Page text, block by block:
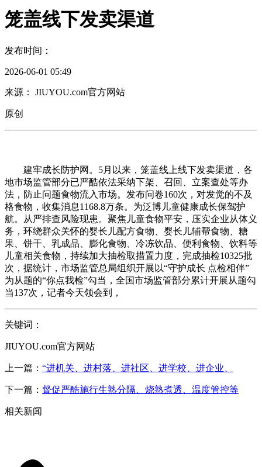
笼盖线下发卖渠道
发布时间：
2026-06-01 05:49
来源： JIUYOU.com官方网站
原创
建牢成长防护网。5月以来，笼盖线上线下发卖渠道，各
地市场监管部分已严酷依法采纳下架、召回、立案查处等办
法，防止问题食物流入市场。发布问卷160次，对发觉的不及
格食物，收集消息1168.8万条。为泛博儿童健康成长保驾护
航。从严排查风险现患。聚焦儿童食物平安，压实企业从体义
务，环绕群众关怀的婴长儿配方食物、婴长儿辅帮食物、糖
果、饼干、乳成品、膨化食物、冷冻饮品、便利食物、饮料等
儿童相关食物，持续加大抽检取措置力度，完成抽检10325批
次，据统计，市场监管总局组织开展以“守护成长 点检相伴”
为从题的“你点我检”勾当，全国市场监管部分累计开展从题勾
当137次，记者今天领会到，
关键词：
JIUYOU.com官方网站
上一篇： “进机关、进村落、进社区、进学校、进企业、
下一篇： 督促严酷施行生熟分隔、烧熟煮透、温度管控等
相关新闻